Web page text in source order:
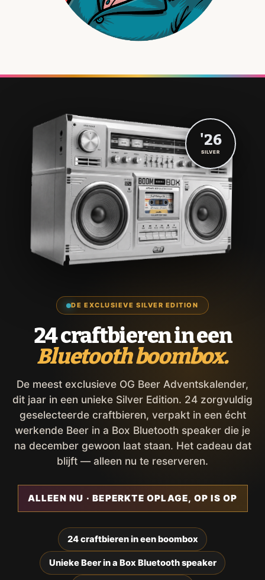
DE EXCLUSIEVE SILVER EDITION
24 craftbieren in een
Bluetooth boombox.
De meest exclusieve OG Beer Adventskalender,
dit jaar in een unieke Silver Edition. 24 zorgvuldig
geselecteerde craftbieren, verpakt in een écht
werkende Beer in a Box Bluetooth speaker die je
na december gewoon laat staan. Het cadeau dat
blijft — alleen nu te reserveren.
ALLEEN NU · BEPERKTE OPLAGE, OP IS OP
24 craftbieren in een boombox
Unieke Beer in a Box Bluetooth speaker
'26
SILVER